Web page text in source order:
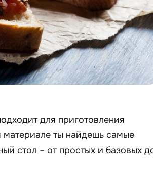
для приготовления
материале ты найдешь самые
стол – от простых и базовых